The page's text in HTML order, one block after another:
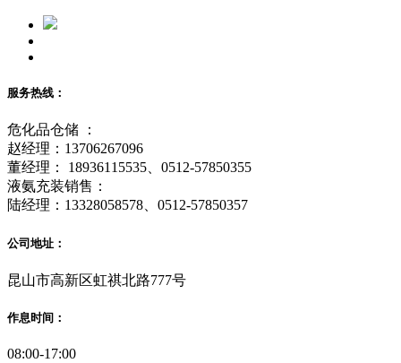
服务热线：
危化品仓储 ：
赵经理：13706267096
董经理： 18936115535、0512-57850355
液氨充装销售：
陆经理：13328058578、0512-57850357
公司地址：
昆山市高新区虹祺北路777号
作息时间：
08:00-17:00